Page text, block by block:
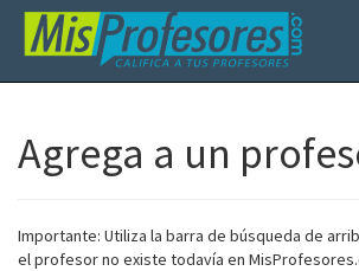
Agrega a un
Importante: Utiliza la barra de búsqueda de
el profesor no existe todavía en